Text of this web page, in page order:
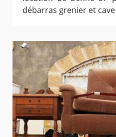
débarras grenier et cave